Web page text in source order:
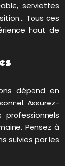
serviettes
Tous ces
haut de
dépend en
Assurez-
Pensez à
suivies par les